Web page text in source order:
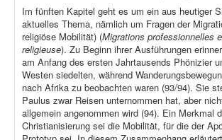
Im fünften Kapitel geht es um ein aus heutiger
aktuelles Thema, nämlich um Fragen der
religiöse Mobilität) (Migrations professionnelles
religieuse). Zu Beginn ihrer Ausführungen
am Anfang des ersten Jahrtausends Phönizier
Westen siedelten, während
nach Afrika zu beobachten waren (93/94). Sie
Paulus zwar Reisen unternommen hat, aber
allgemein angenommen wird (94). Ein Merkmal
Christianisierung sei die Mobilität, für die der